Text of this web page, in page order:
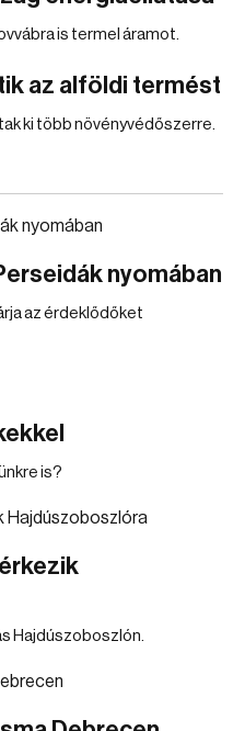
is termel áramot.
az alföldi termést
ki több növényvédőszerre.
nyomában
az érdeklődőket
is?
Hajdúszoboszlón.